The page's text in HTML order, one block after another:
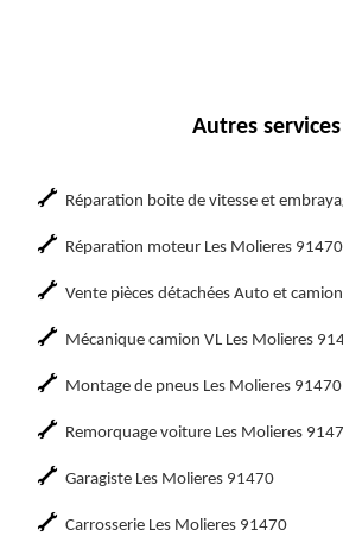
Autres services
Réparation boite de vitesse et
Réparation moteur Les Molieres 91470
Vente pièces détachées Auto et
Mécanique camion VL Les Molieres
Montage de pneus Les Molieres 91470
Remorquage voiture Les Molieres
Garagiste Les Molieres 91470
Carrosserie Les Molieres 91470